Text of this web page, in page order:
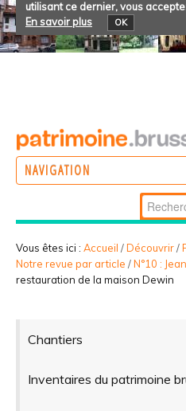
utilisant ce dernier, vous
En savoir plus
OK
NAVIGATION
PARTICIPER
Vous êtes ici : Accueil /Découvrir/
Notre revue par article /N°10 :
restauration de la maison Dewin
Chantiers
Inventaires du patrimoine